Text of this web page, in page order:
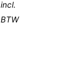
incl.
BTW